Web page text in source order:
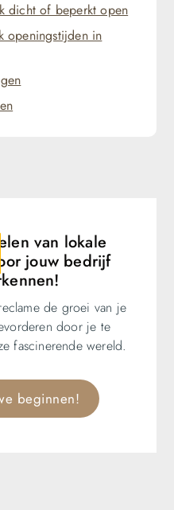
dicht of beperkt open
openingstijden in
van lokale
jouw bedrijf
de groei van je
door je te
fascinerende wereld.
beginnen!